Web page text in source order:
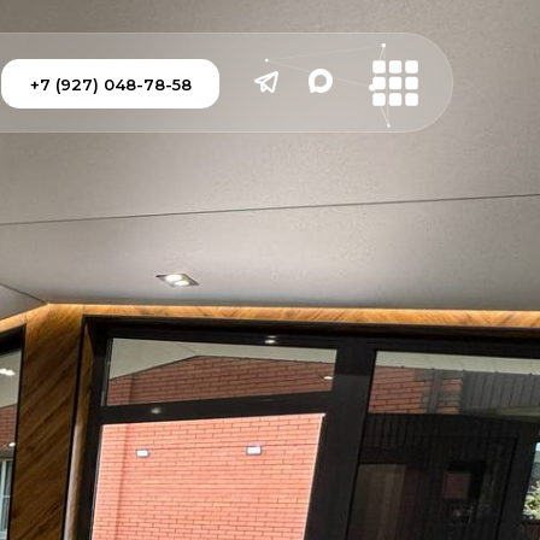
+7 (927) 048-78-58
+7 (927) 048-78-58